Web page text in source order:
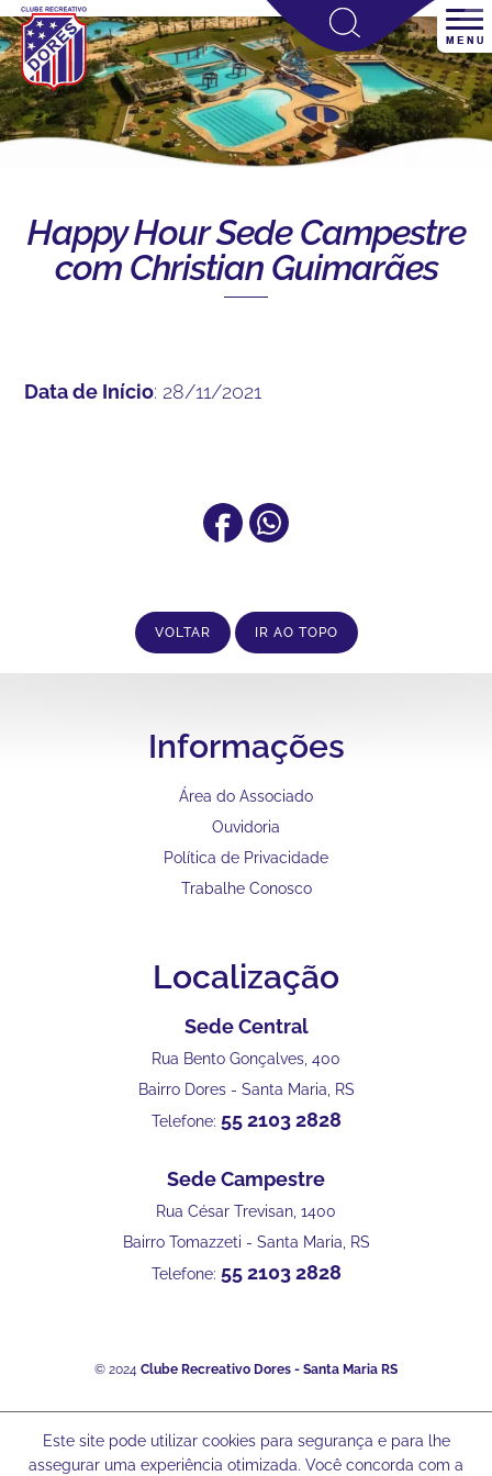
Happy Hour Sede Campestre
com Christian Guimarães
Data de Início: 28/11/2021
VOLTAR IR AO TOPO
Informações
Área do Associado
Ouvidoria
Política de Privacidade
Trabalhe Conosco
Localização
Sede Central
Rua Bento Gonçalves, 400
Bairro Dores - Santa Maria, RS
Telefone: 55 2103 2828
Sede Campestre
Rua César Trevisan, 1400
Bairro Tomazzeti - Santa Maria, RS
Telefone: 55 2103 2828
© 2024 Clube Recreativo Dores - Santa Maria RS
Este site pode utilizar cookies para segurança e para lhe
assegurar uma experiência otimizada. Você concorda com a